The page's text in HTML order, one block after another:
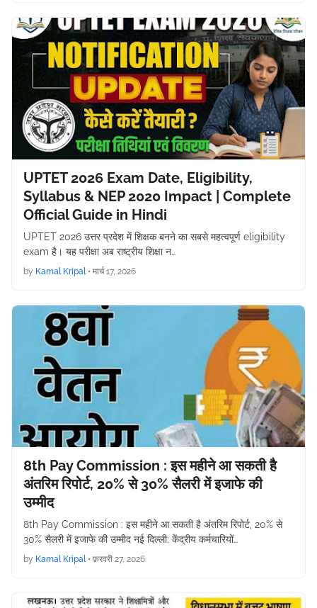
UPTET 2026 Exam Date, Eligibility,
Syllabus & NEP 2020 Impact | Complete
Official Guide in Hindi
UPTET 2026 उत्तर प्रदेश में शिक्षक बनने का सबसे महत्वपूर्ण eligibility
exam है। यह परीक्षा अब राष्ट्रीय शिक्षा न…
by Kamal Kripal • मार्च 17, 2026
8th Pay Commission : इस महीने आ सकती है
अंतरिम रिपोर्ट, 20% से 30% सैलरी में इजाफे की
उम्मीद
8th Pay Commission : इस महीने आ सकती है अंतरिम रिपोर्ट, 20% से
30% सैलरी में इजाफे की उम्मीद नई दिल्ली: केंद्रीय कर्मचारियों…
by Kamal Kripal • फ़रवरी 27, 2026